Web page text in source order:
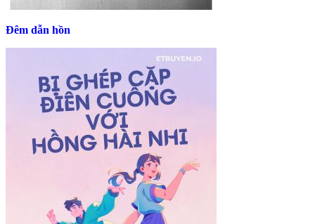
Đêm dẫn hồn